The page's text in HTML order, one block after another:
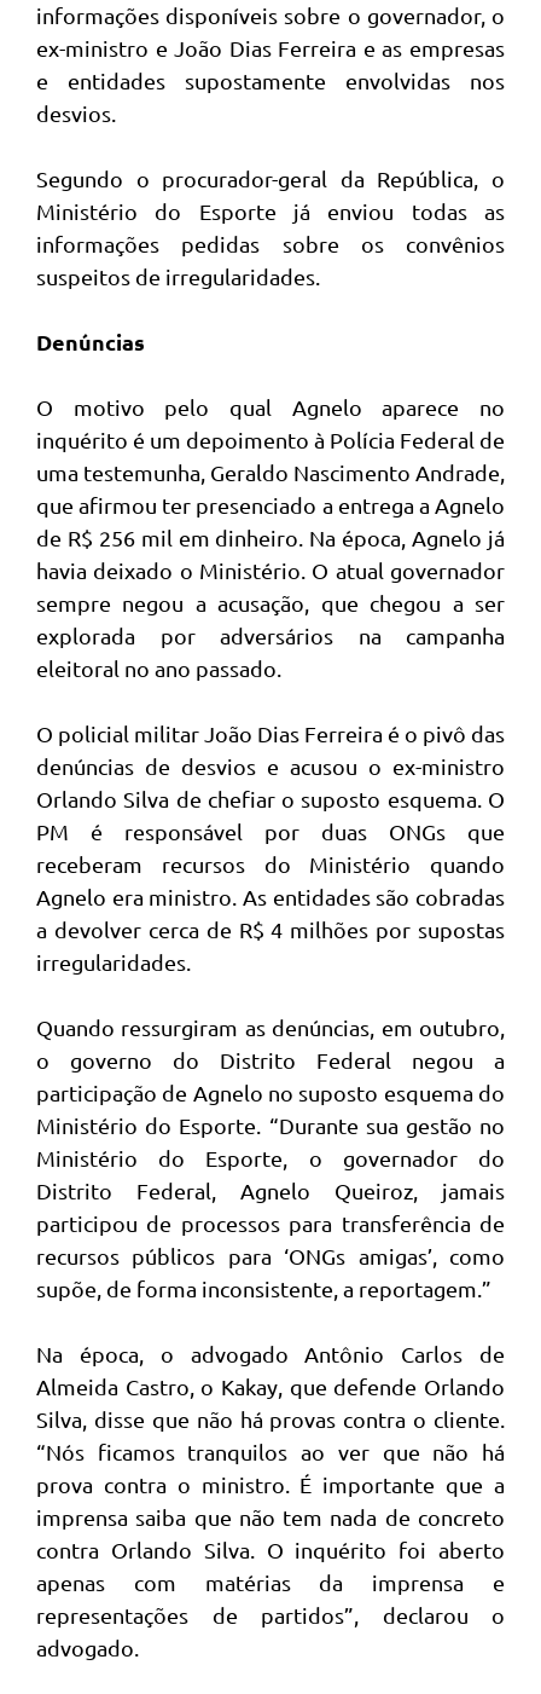
informações disponíveis sobre o governador, o
ex-ministro e João Dias Ferreira e as empresas
e entidades supostamente envolvidas nos
desvios.
Segundo o procurador-geral da República, o
Ministério do Esporte já enviou todas as
informações pedidas sobre os convênios
suspeitos de irregularidades.
Denúncias
O motivo pelo qual Agnelo aparece no
inquérito é um depoimento à Polícia Federal de
uma testemunha, Geraldo Nascimento Andrade,
que afirmou ter presenciado a entrega a Agnelo
de R$ 256 mil em dinheiro. Na época, Agnelo já
havia deixado o Ministério. O atual governador
sempre negou a acusação, que chegou a ser
explorada por adversários na campanha
eleitoral no ano passado.
O policial militar João Dias Ferreira é o pivô das
denúncias de desvios e acusou o ex-ministro
Orlando Silva de chefiar o suposto esquema. O
PM é responsável por duas ONGs que
receberam recursos do Ministério quando
Agnelo era ministro. As entidades são cobradas
a devolver cerca de R$ 4 milhões por supostas
irregularidades.
Quando ressurgiram as denúncias, em outubro,
o governo do Distrito Federal negou a
participação de Agnelo no suposto esquema do
Ministério do Esporte. “Durante sua gestão no
Ministério do Esporte, o governador do
Distrito Federal, Agnelo Queiroz, jamais
participou de processos para transferência de
recursos públicos para ‘ONGs amigas’, como
supõe, de forma inconsistente, a reportagem.”
Na época, o advogado Antônio Carlos de
Almeida Castro, o Kakay, que defende Orlando
Silva, disse que não há provas contra o cliente.
“Nós ficamos tranquilos ao ver que não há
prova contra o ministro. É importante que a
imprensa saiba que não tem nada de concreto
contra Orlando Silva. O inquérito foi aberto
apenas com matérias da imprensa e
representações de partidos”, declarou o
advogado.